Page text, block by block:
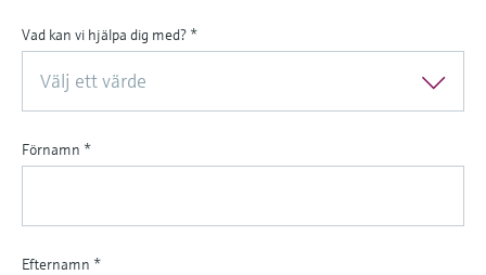
Vad kan vi hjälpa dig med? *
Välj ett värde
Förnamn *
Efternamn *